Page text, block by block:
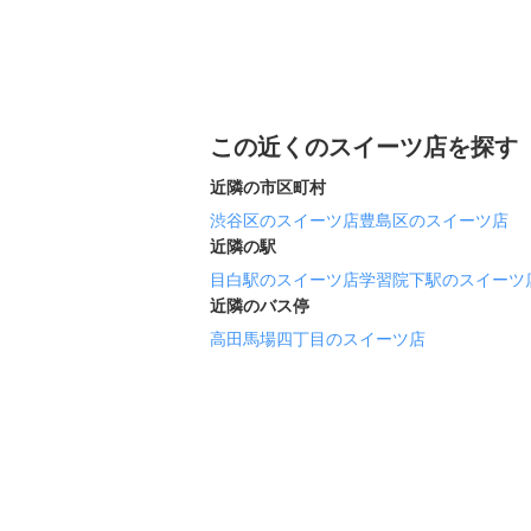
この近くのスイーツ店を探す
近隣の市区町村
渋谷区のスイーツ店豊島区のスイーツ店
近隣の駅
目白駅のスイーツ店学習院下駅のスイーツ
近隣のバス停
高田馬場四丁目のスイーツ店